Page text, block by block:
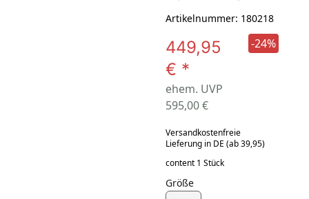
Artikelnummer: 180218
449,95
€ *
ehem. UVP
595,00 €
-24%
Versandkostenfreie
Lieferung in DE (ab 39,95)
content 1 Stück
Größe